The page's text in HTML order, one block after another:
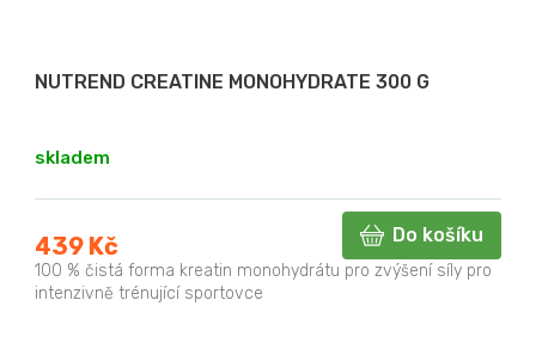
NUTREND CREATINE MONOHYDRATE 300 G
skladem
439 Kč Do košíku
100 % čistá forma kreatin monohydrátu pro zvýšení síly pro
intenzivně trénující sportovce